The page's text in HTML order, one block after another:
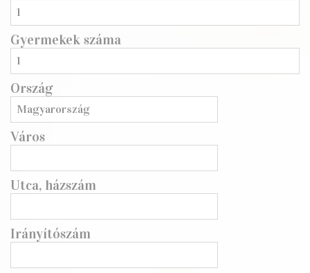
Gyermekek száma
Ország
Város
Utca, házszám
Irányítószám